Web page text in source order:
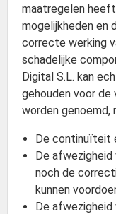
maatregelen heeft
mogelijkheden en
correcte werking
schadelijke
Digital S.L. kan
gehouden voor
worden genoemd,
De continuïteit
De afwezigheid
noch de
kunnen
De afwezigheid